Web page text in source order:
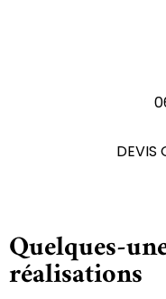
DEVIS
Quelques-
réalisations